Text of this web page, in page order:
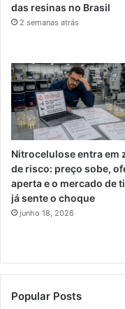
das resinas no Brasil
2 semanas atrás
Nitrocelulose entra em
de risco: preço sobe,
aperta e o mercado de
já sente o choque
junho 18, 2026
Popular Posts